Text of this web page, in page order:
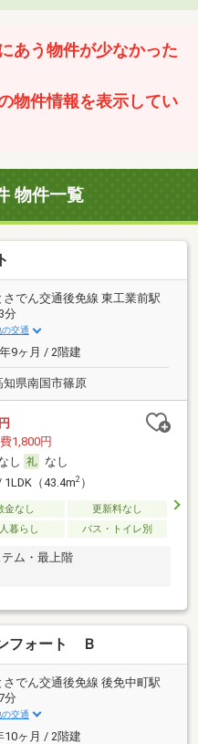
あう物件が少なかった
物件情報を表示してい
物件一覧
さでん交通後免線 東工業前駅
分
の交通
9ヶ月 / 2階建
知県南国市篠原
1,800円
し
なし
1LDK（43.4m2）
金なし
更新料なし
暮らし バス・トイレ別
ム・最上階
フォート Ｂ
さでん交通後免線 後免中町駅
分
の交通
10ヶ月 / 2階建